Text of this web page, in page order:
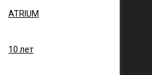
ATRIUM
10 лет